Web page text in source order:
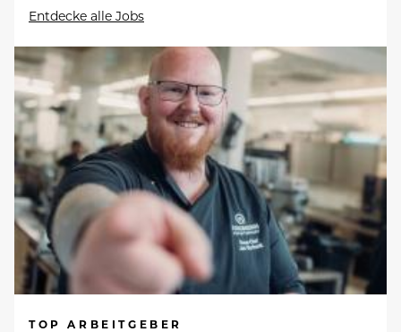
Entdecke alle Jobs
TOP ARBEITGEBER